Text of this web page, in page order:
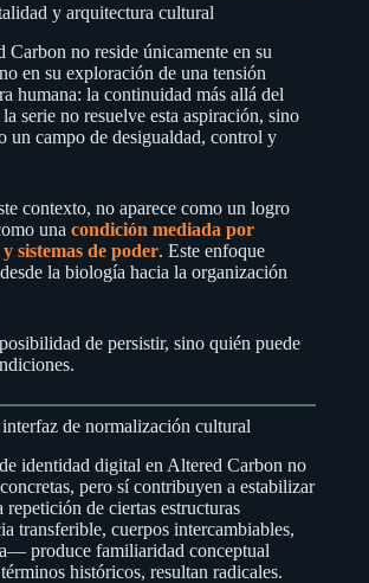
y arquitectura cultural
no reside únicamente en su
en su exploración de una tensión
humana: la continuidad más allá del
serie no resuelve esta aspiración, sino
un campo de desigualdad, control y
contexto, no aparece como un logro
una condición mediada por
sistemas de poder. Este enfoque
la biología hacia la organización
de persistir, sino quién puede
de normalización cultural
identidad digital en Altered Carbon no
pero sí contribuyen a estabilizar
de ciertas estructuras
transferible, cuerpos intercambiables,
produce familiaridad conceptual
históricos, resultan radicales.